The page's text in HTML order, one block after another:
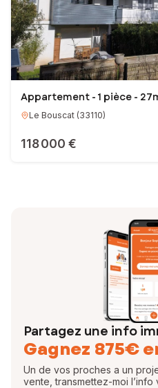
Appartement - 1 pièce -
Le Bouscat (33110)
118 000 €
Partagez une info
Gagnez 875€
Un de vos proches a un
vente, transmettez-moi l’info